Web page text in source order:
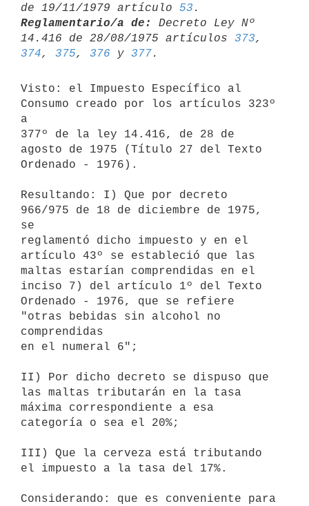
de 19/11/1979 artículo 53
Reglamentario/a de:
Decreto Ley Nº
14.416 de 28/08/1975 artículos 373,
374, 375, 376 y 377
Visto: el Impuesto Específico al
Consumo creado por los artículos 323º
a
377º de la ley 14.416, de 28 de
agosto de 1975 (Título 27 del Texto
Ordenado - 1976).
Resultando: I) Que por decreto
966/975 de 18 de diciembre de 1975,
se
reglamentó dicho impuesto y en el
artículo 43º se estableció que las
maltas estarían comprendidas en el
inciso 7) del artículo 1º del Texto
Ordenado - 1976, que se refiere
"otras bebidas sin alcohol no
comprendidas
en el numeral 6";
II) Por dicho decreto se dispuso que
las maltas tributarán en la tasa
máxima correspondiente a esa
categoría o sea el 20%;
III) Que la cerveza está tributando
el impuesto a la tasa del 17%.
Considerando: que es conveniente para